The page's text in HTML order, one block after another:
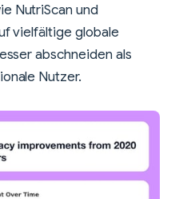
NutriScan und
vielfältige globale
abschneiden als
Nutzer.